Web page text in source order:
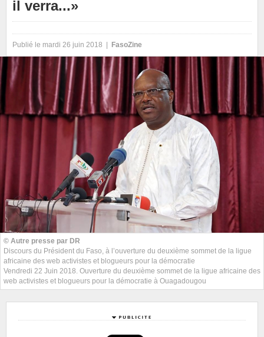
il verra...»
Publié le mardi 26 juin 2018 | FasoZine
© Autre presse par DR
Discours du Président du Faso, à l’ouverture du deuxième sommet de la ligue
africaine des web activistes et blogueurs pour la démocratie
Vendredi 22 Juin 2018. Ouverture du deuxième sommet de la ligue africaine des
web activistes et blogueurs pour la démocratie à Ouagadougou